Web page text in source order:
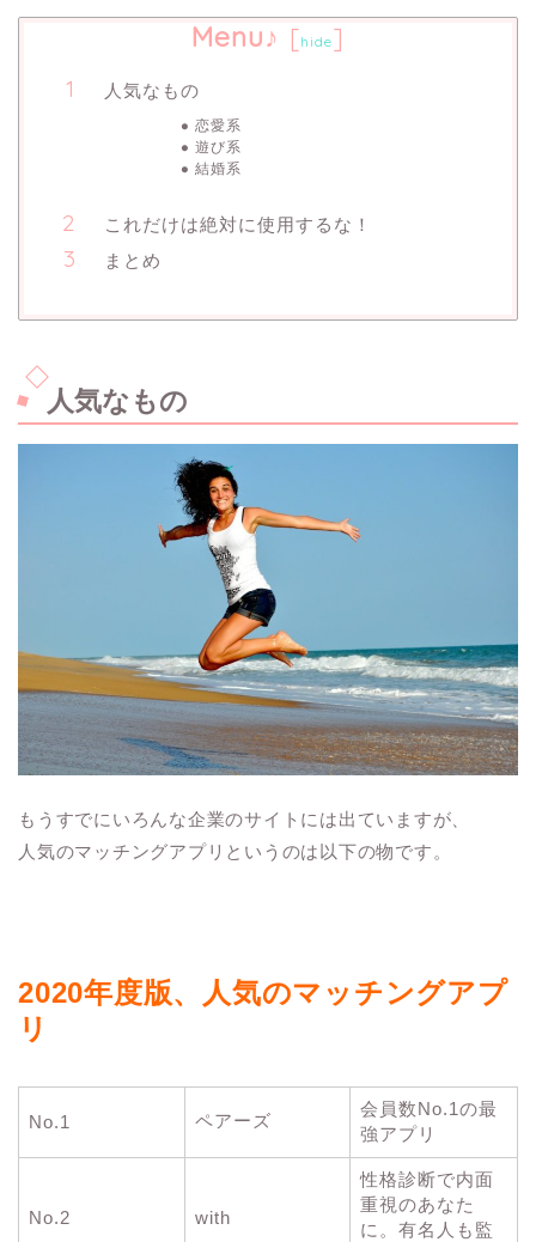
Menu♪ [hide]
人気なもの
恋愛系
遊び系
結婚系
これだけは絶対に使用するな！
まとめ
人気なもの
もうすでにいろんな企業のサイトには出ていますが、
人気のマッチングアプリというのは以下の物です。
2020年度版、人気のマッチングアプ
リ
No.1 ペアーズ
会員数No.1の最
強アプリ
No.2 with
性格診断で内面
重視のあなた
に。有名人も監